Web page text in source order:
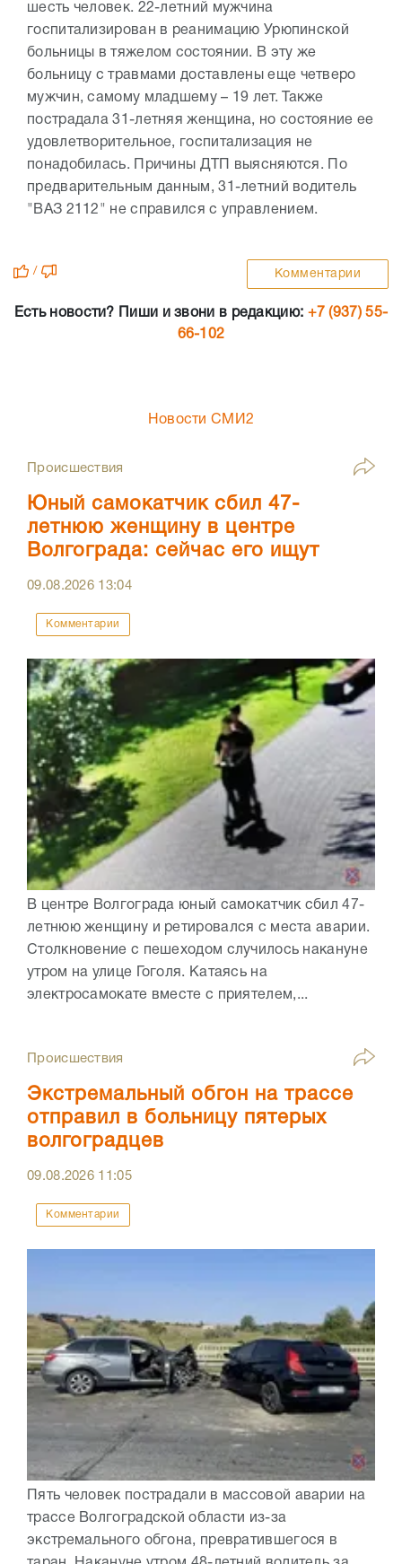
шесть человек. 22-летний мужчина
госпитализирован в реанимацию Урюпинской
больницы в тяжелом состоянии. В эту же
больницу с травмами доставлены еще четверо
мужчин, самому младшему – 19 лет. Также
пострадала 31-летняя женщина, но состояние ее
удовлетворительное, госпитализация не
понадобилась. Причины ДТП выясняются. По
предварительным данным, 31-летний водитель
"ВАЗ 2112" не справился с управлением.
/ Комментарии
Есть новости? Пиши и звони в редакцию: +7 (937) 55-
66-102
Новости СМИ2
Происшествия
Юный самокатчик сбил 47-
летнюю женщину в центре
Волгограда: сейчас его ищут
09.08.2026 13:04
Комментарии
В центре Волгограда юный самокатчик сбил 47-
летнюю женщину и ретировался с места аварии.
Столкновение с пешеходом случилось накануне
утром на улице Гоголя. Катаясь на
электросамокате вместе с приятелем,...
Происшествия
Экстремальный обгон на трассе
отправил в больницу пятерых
волгоградцев
09.08.2026 11:05
Комментарии
Пять человек пострадали в массовой аварии на
трассе Волгоградской области из-за
экстремального обгона, превратившегося в